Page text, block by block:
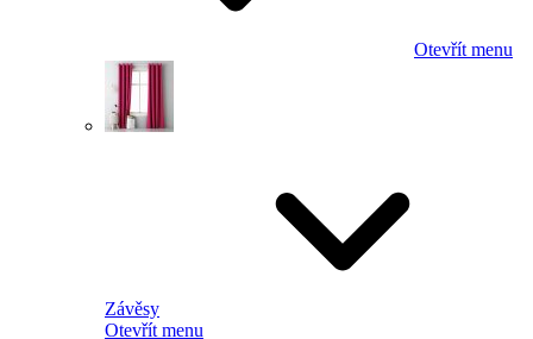
Otevřít menu
Závěsy
Otevřít menu